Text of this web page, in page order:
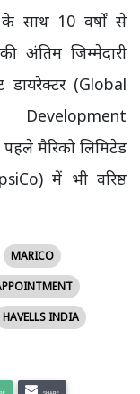
साथ 10 वर्षों से
अंतिम जिम्मेदारी
(Global
मैरिको लिमिटेड
में भी वरिष्ठ
MARICO
HAVELLS INDIA